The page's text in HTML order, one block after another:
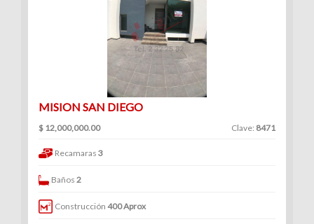
MISION SAN DIEGO
$ 12,000,000.00 Clave: 8471
Recamaras 3
Baños2
Construcción 400 Aprox